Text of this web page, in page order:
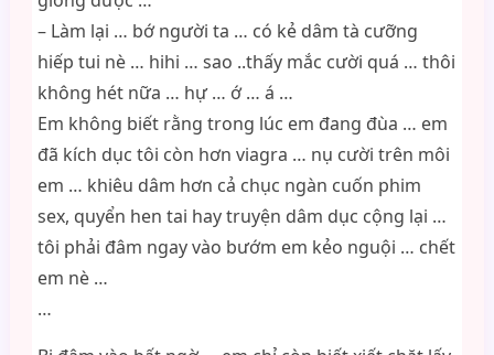
– Làm lại … bớ người ta … có kẻ dâm tà cưỡng
hiếp tui nè … hihi … sao ..thấy mắc cười quá … thôi
không hét nữa … hự … ớ … á …
Em không biết rằng trong lúc em đang đùa … em
đã kích dục tôi còn hơn viagra … nụ cười trên môi
em … khiêu dâm hơn cả chục ngàn cuốn phim
sex, quyển hen tai hay truyện dâm dục cộng lại …
tôi phải đâm ngay vào bướm em kẻo nguội … chết
em nè …
…